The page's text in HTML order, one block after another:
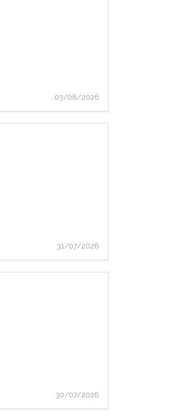
03/08/2026
31/07/2026
30/07/2026